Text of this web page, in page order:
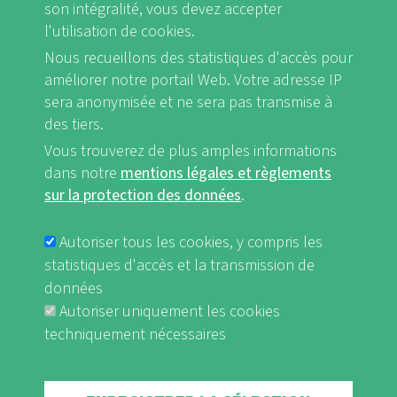
FB Youtube Instagram
FUSSBEREICHSMENÜ
Mentions légales et Règlements sur la protection des données
son intégralité, vous devez accepter
l'utilisation de cookies.
Nous recueillons des statistiques d'accès pour
améliorer notre portail Web. Votre adresse IP
sera anonymisée et ne sera pas transmise à
des tiers.
Vous trouverez de plus amples informations
dans notre mentions légales et règlements
sur la protection des données.
Autoriser tous les cookies, y compris les
statistiques d'accès et la transmission de
données
Autoriser uniquement les cookies
techniquement nécessaires